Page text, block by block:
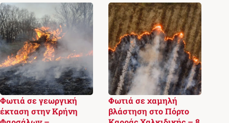
Φωτιά σε γεωργική
έκταση στην Κρήνη
Φωτιά σε χαμηλή
βλάστηση στο Πόρτο